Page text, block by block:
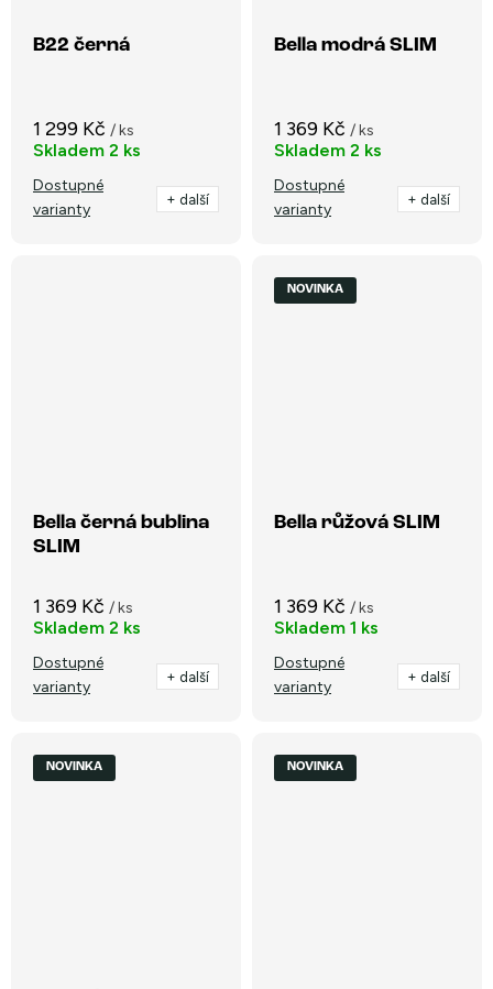
B22 černá
1 299 Kč / ks
Skladem 2 ks
Dostupné
varianty
+ další
Bella modrá SLIM
1 369 Kč / ks
Skladem 2 ks
Dostupné
varianty
+ další
Bella černá bublina
SLIM
1 369 Kč / ks
Skladem 2 ks
Dostupné
varianty
+ další
NOVINKA
Bella růžová SLIM
1 369 Kč / ks
Skladem 1 ks
Dostupné
varianty
+ další
NOVINKA NOVINKA